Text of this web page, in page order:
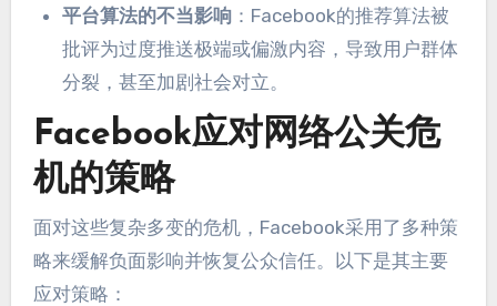
平台算法的不当影响：Facebook的推荐算法被
批评为过度推送极端或偏激内容，导致用户群体
分裂，甚至加剧社会对立。
Facebook应对网络公关危
机的策略
面对这些复杂多变的危机，Facebook采用了多种策
略来缓解负面影响并恢复公众信任。以下是其主要
应对策略：